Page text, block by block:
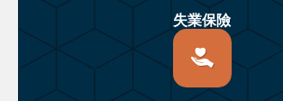
失業保險